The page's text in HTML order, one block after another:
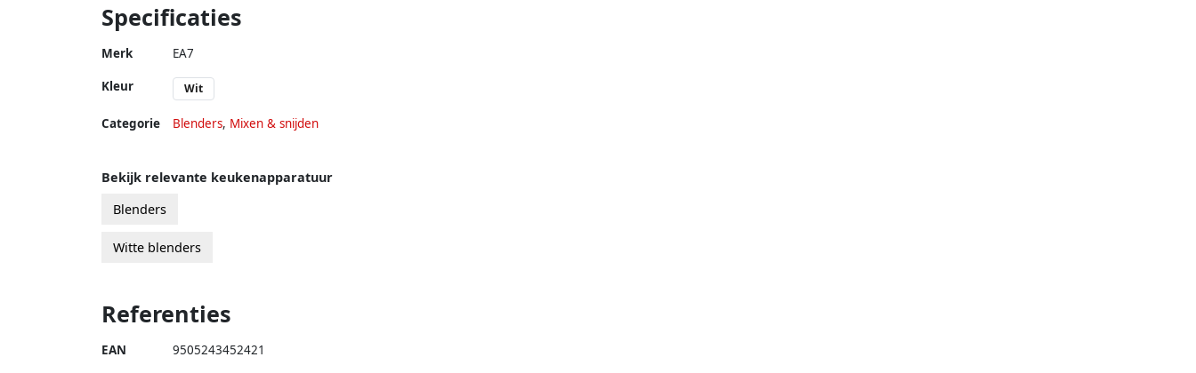
Specificaties
Merk EA7
Kleur Wit
Categorie Blenders, Mixen & snijden
Bekijk relevante keukenapparatuur
Blenders
Witte blenders
Referenties
EAN 9505243452421